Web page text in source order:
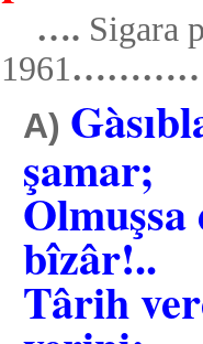
…. Sigara
1961
A)
şamar;
bîzâr!..
Târih